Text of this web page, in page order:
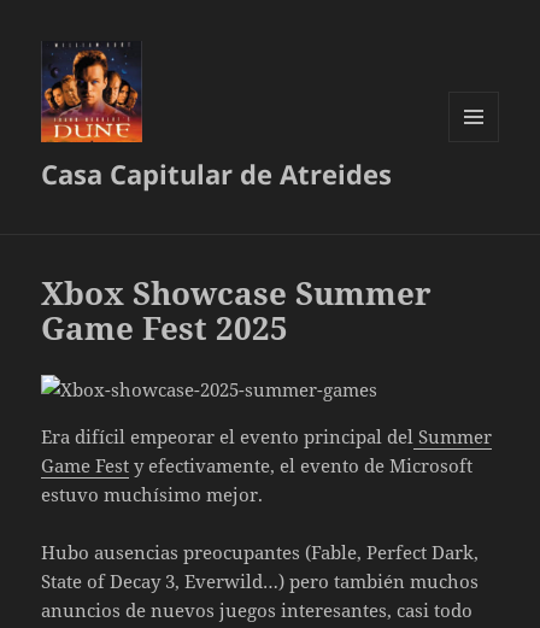
Casa Capitular de Atreides
Xbox Showcase Summer
Game Fest 2025
Era difícil empeorar el evento principal del Summer
Game Fest y efectivamente, el evento de Microsoft
estuvo muchísimo mejor.
Hubo ausencias preocupantes (Fable, Perfect Dark,
State of Decay 3, Everwild…) pero también muchos
anuncios de nuevos juegos interesantes, casi todo